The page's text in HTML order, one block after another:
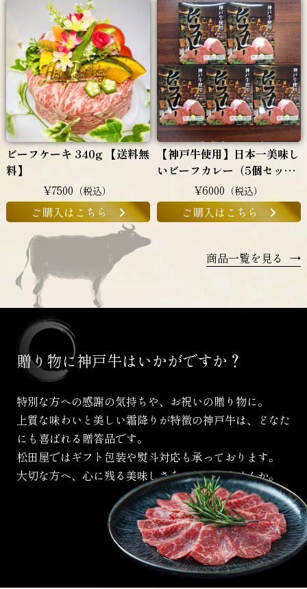
ビーフケーキ 340g 【送料無
料】
¥7500 （税込）
ご購入はこちら
【神戸牛使用】日本一美味し
いビーフカレー（5個セッ
¥6000 （税込）
ご購入はこちら
商品一覧を見る →
贈り物に神戸牛はいかがですか？
特別な方への感謝の気持ちや、お祝いの贈り物に。
上質な味わいと美しい霜降りが特徴の神戸牛は、
どなた
にも喜ばれる贈答品です。
松田屋ではギフト包装や熨斗対応も承っております。
大切な方へ、心に残る美味しさをお届けしませんか。